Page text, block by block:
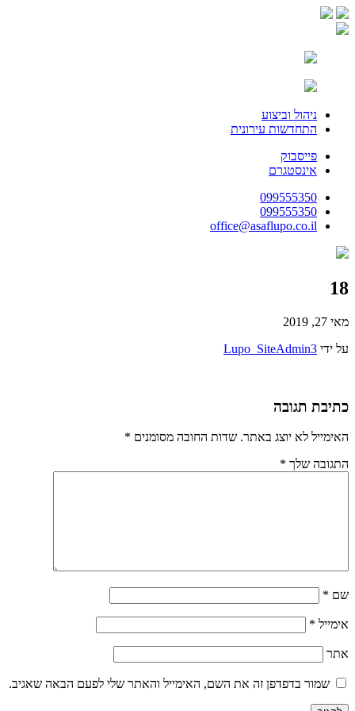
ניהול וביצוע
התחדשות עירונית
פייסבוק
אינסטגרם
099555350
099555350
office@asaflupo.co.il
18
מאי 27, 2019
על ידי Lupo_SiteAdmin3
כתיבת תגובה
האימייל לא יוצג באתר. שדות החובה מסומנים *
התגובה שלך *
שם *
אימייל *
אתר
שמור בדפדפן זה את השם, האימייל והאתר שלי לפעם הבאה שאגיב.